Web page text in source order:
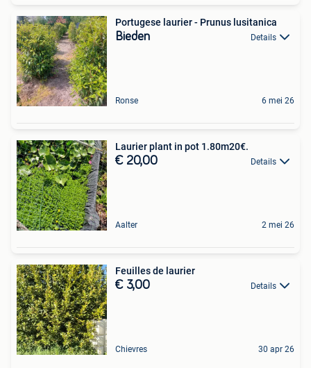
Portugese laurier - Prunus lusitanica
Bieden Details
Ronse 6 mei 26
Laurier plant in pot 1.80m20€.
€ 20,00 Details
Aalter 2 mei 26
Feuilles de laurier
€ 3,00 Details
Chievres 30 apr 26